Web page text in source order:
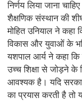
निर्णय लिया जाना
शैक्षणिक संस्थान की
मोहित उनियाल ने कहा
विकास और युवाओं के
यशपाल आर्य ने कहा
उच्च शिक्षा से जोड़ने के
आवश्यक है। यदि सरकार
का प्रयास करती है तो